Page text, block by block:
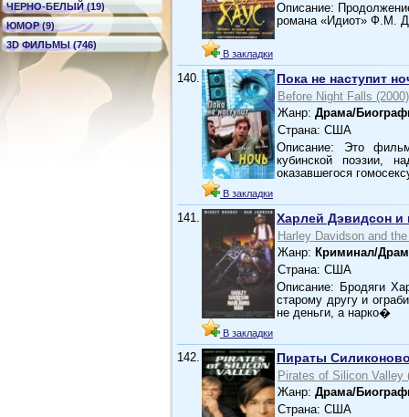
ЧЕРНО-БЕЛЫЙ (19)
ЮМОР (9)
3D ФИЛЬМЫ (746)
В закладки
Описание:
романа «Идиот» Ф.М.
140.
В закладки
Пока не наступит
Before Night Falls
Жанр: Драма/
Страна: США
Описание: Это
кубинской поэзии,
оказавшегося
141.
В закладки
Харлей Дэвидсон
Harley Davidson and
Жанр: Криминал/
Страна: США
Описание: Бродяги
старому другу и
не деньги, а нарко�
142. Пираты
Pirates of Silicon Valley
Жанр: Драма/
Страна: США